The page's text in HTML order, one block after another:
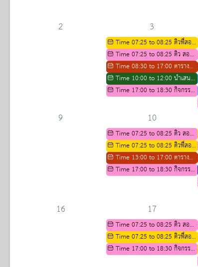
2 3
Time 07:25 to 08:25 ติวพี่สอน
น้องสาขาชีววิทยา ปีการศึกษา 2569
Time 07:25 to 08:25 ติว สอวน
สาขาคณิตศาสตร์
Time 08:30 to 17:00 ตาราง
กิจกรรมการติว IELTS ปีการศึกษา
2569
Time 10:00 to 12:00 นำเสนอ
ผลงานการรับย้าของคุณครู
Time 17:00 to 18:30 กิจกรรม
สำหรับนักเรียน ม.3 เพื่อศึกษาต่อ
ระดับชั้นมัธยมศึกษาปีที่ 4
9 10
Time 07:25 to 08:25 ติว สอวน
สาขาคณิตศาสตร์
Time 07:25 to 08:25 ติวพี่สอน
น้องสาขาชีววิทยา ปีการศึกษา 2569
Time 13:00 to 17:00 ตาราง
กิจกรรมการติว IELTS ปีการศึกษา
Time 17:00 to 18:30 กิจกรรม
16 17
Time 07:25 to 08:25 ติว สอวน
สาขาคณิตศาสตร์
Time 07:25 to 08:25 ติวพี่สอน
น้องสาขาชีววิทยา ปีการศึกษา 2569
Time 17:00 to 18:30 กิจกรรม